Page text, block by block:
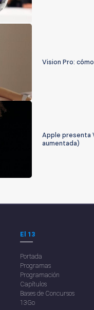
Vision Pro:
Apple presenta
aumentada)
El 13
Portada
Programas
Programación
Capítulos
Bases de Concursos
13Go